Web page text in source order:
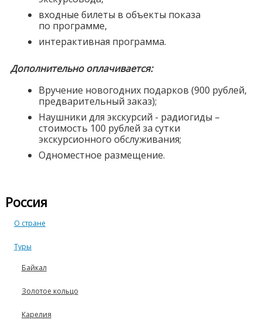
входные билеты в объекты показа
по программе,
интерактивная программа.
Дополнительно оплачивается:
Вручение новогодних подарков (900 рублей,
предварительный заказ);
Наушники для экскурсий - радиогиды –
стоимость 100 рублей за сутки
экскурсионного обслуживания;
Одноместное размещение.
Россия
О стране
Туры
Байкал
Золотое кольцо
Карелия